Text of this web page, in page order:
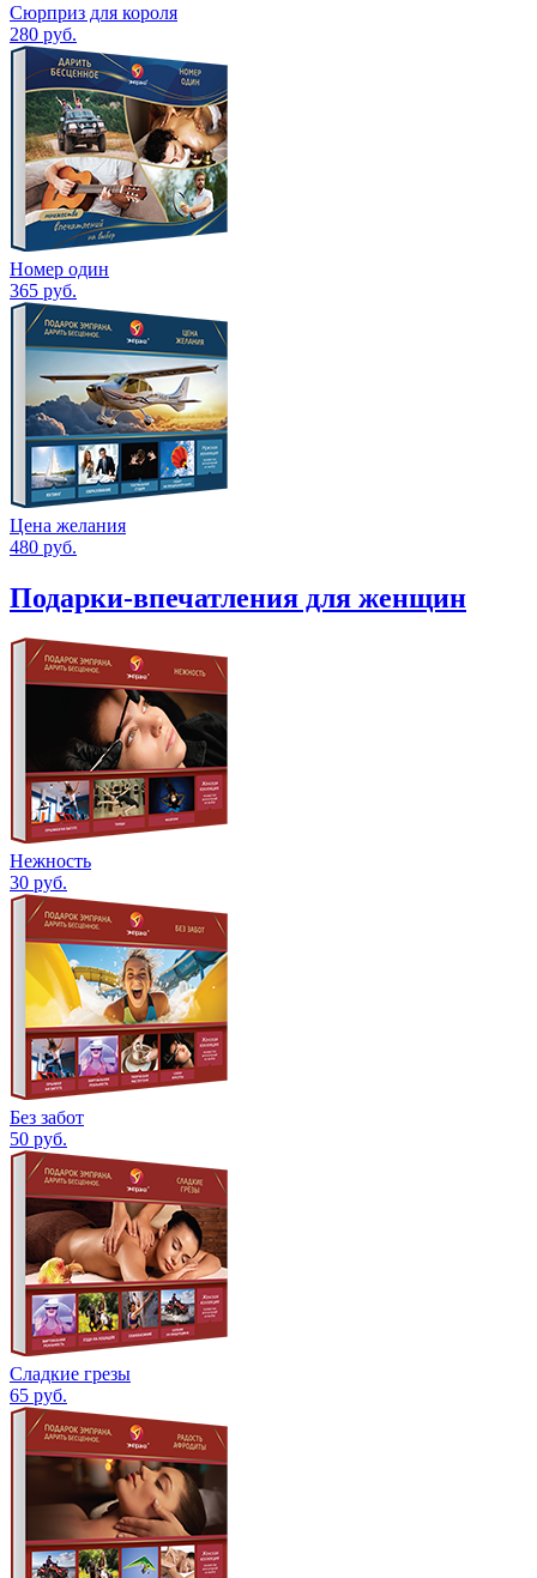
Сюрприз для короля
280 руб.
Номер один
365 руб.
Цена желания
480 руб.
Подарки-впечатления для женщин
Нежность
30 руб.
Без забот
50 руб.
Сладкие грезы
65 руб.